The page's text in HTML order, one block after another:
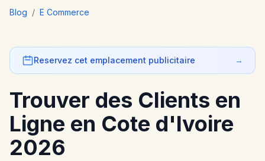
Blog / E Commerce
Reservez cet emplacement publicitaire →
Trouver des Clients en
Ligne en Cote d'Ivoire
2026